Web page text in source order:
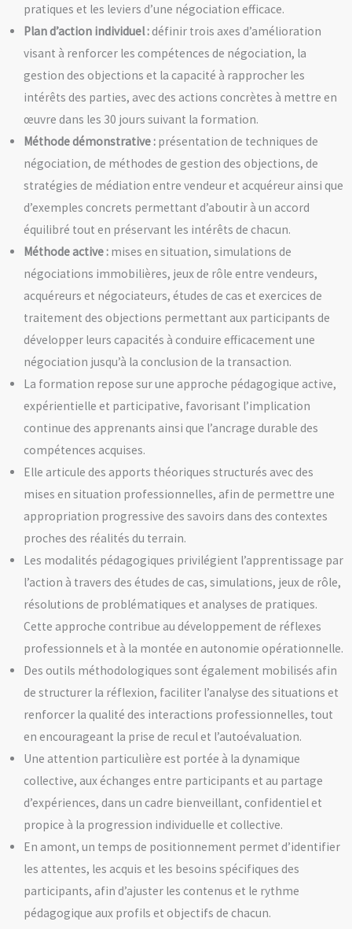
pratiques et les leviers d’une négociation efficace.
Plan d’action individuel :définir trois axes d’amélioration
visant à renforcer les compétences de négociation, la
gestion des objections et la capacité à rapprocher les
intérêts des parties, avec des actions concrètes à mettre en
œuvre dans les 30 jours suivant la formation.
Méthode démonstrative : présentation de techniques de
négociation, de méthodes de gestion des objections, de
stratégies de médiation entre vendeur et acquéreur ainsi que
d’exemples concrets permettant d’aboutir à un accord
équilibré tout en préservant les intérêts de chacun.
Méthode active : mises en situation, simulations de
négociations immobilières, jeux de rôle entre vendeurs,
acquéreurs et négociateurs, études de cas et exercices de
traitement des objections permettant aux participants de
développer leurs capacités à conduire efficacement une
négociation jusqu’à la conclusion de la transaction.
La formation repose sur une approche pédagogique active,
expérientielle et participative, favorisant l’implication
continue des apprenants ainsi que l’ancrage durable des
compétences acquises.
Elle articule des apports théoriques structurés avec des
mises en situation professionnelles, afin de permettre une
appropriation progressive des savoirs dans des contextes
proches des réalités du terrain.
Les modalités pédagogiques privilégient l’apprentissage par
l’action à travers des études de cas, simulations, jeux de rôle,
résolutions de problématiques et analyses de pratiques.
Cette approche contribue au développement de réflexes
professionnels et à la montée en autonomie opérationnelle.
Des outils méthodologiques sont également mobilisés afin
de structurer la réflexion, faciliter l’analyse des situations et
renforcer la qualité des interactions professionnelles, tout
en encourageant la prise de recul et l’autoévaluation.
Une attention particulière est portée à la dynamique
collective, aux échanges entre participants et au partage
d’expériences, dans un cadre bienveillant, confidentiel et
propice à la progression individuelle et collective.
En amont, un temps de positionnement permet d’identifier
les attentes, les acquis et les besoins spécifiques des
participants, afin d’ajuster les contenus et le rythme
pédagogique aux profils et objectifs de chacun.